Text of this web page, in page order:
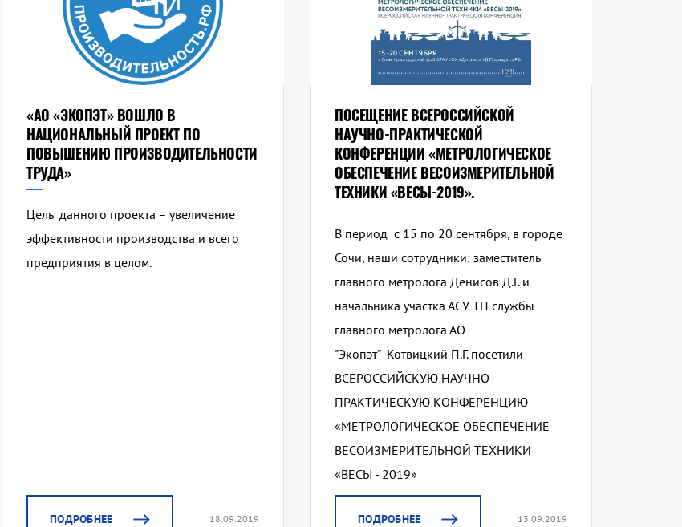
«АО «ЭКОПЭТ» ВОШЛО В
НАЦИОНАЛЬНЫЙ ПРОЕКТ ПО
ПОВЫШЕНИЮ ПРОИЗВОДИТЕЛЬНОСТИ
ТРУДА»
Цель данного проекта – увеличение
эффективности производства и всего
предприятия в целом.
ПОДРОБНЕЕ 18.09.2019
ПОСЕЩЕНИЕ ВСЕРОССИЙСКОЙ
НАУЧНО-ПРАКТИЧЕСКОЙ
КОНФЕРЕНЦИИ «МЕТРОЛОГИЧЕСКОЕ
ОБЕСПЕЧЕНИЕ ВЕСОИЗМЕРИТЕЛЬНОЙ
ТЕХНИКИ «ВЕСЫ-2019».
В период с 15 по 20 сентября, в городе
Сочи, наши сотрудники: заместитель
главного метролога Денисов Д.Г. и
начальника участка АСУ ТП службы
главного метролога АО
"Экопэт" Котвицкий П.Г. посетили
ВСЕРОССИЙСКУЮ НАУЧНО-
ПРАКТИЧЕСКУЮ КОНФЕРЕНЦИЮ
«МЕТРОЛОГИЧЕСКОЕ ОБЕСПЕЧЕНИЕ
ВЕСОИЗМЕРИТЕЛЬНОЙ ТЕХНИКИ
«ВЕСЫ - 2019»
ПОДРОБНЕЕ 13.09.2019